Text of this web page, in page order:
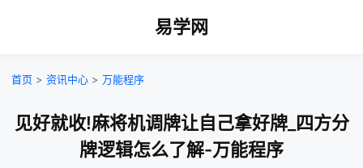
易学网
首页 > 资讯中心 > 万能程序
见好就收!麻将机调牌让自己拿好牌_四方分
牌逻辑怎么了解-万能程序